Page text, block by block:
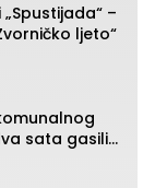
–
ljeto“
sata gasili